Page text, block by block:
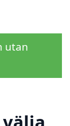
utan